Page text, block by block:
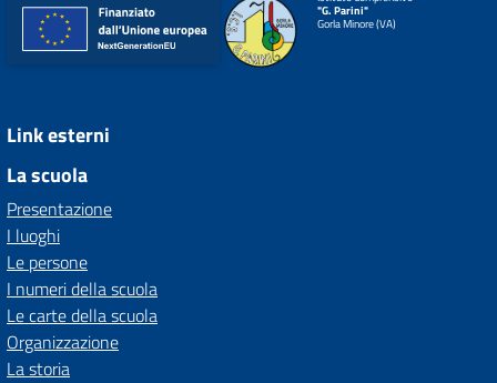
"G. Parini"
Gorla Minore (VA)
Link esterni
La scuola
Presentazione
I luoghi
Le persone
I numeri della scuola
Le carte della scuola
Organizzazione
La storia